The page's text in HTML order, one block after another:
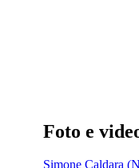
Foto e
Simone Caldara